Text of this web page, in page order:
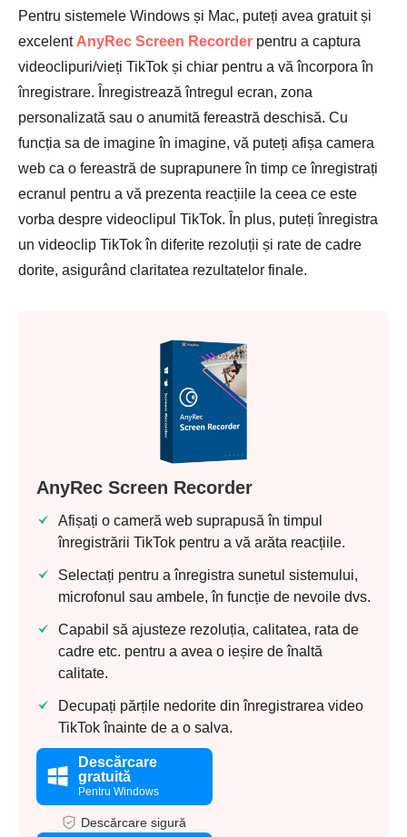
Pentru sistemele Windows și Mac, puteți avea gratuit și
excelent AnyRec Screen Recorder pentru a captura
videoclipuri/vieți TikTok și chiar pentru a vă încorpora în
înregistrare. Înregistrează întregul ecran, zona
personalizată sau o anumită fereastră deschisă. Cu
funcția sa de imagine în imagine, vă puteți afișa camera
web ca o fereastră de suprapunere în timp ce înregistrați
ecranul pentru a vă prezenta reacțiile la ceea ce este
vorba despre videoclipul TikTok. În plus, puteți înregistra
un videoclip TikTok în diferite rezoluții și rate de cadre
dorite, asigurând claritatea rezultatelor finale.
AnyRec Screen Recorder
Afișați o cameră web suprapusă în timpul
înregistrării TikTok pentru a vă arăta reacțiile.
Selectați pentru a înregistra sunetul sistemului,
microfonul sau ambele, în funcție de nevoile dvs.
Capabil să ajusteze rezoluția, calitatea, rata de
cadre etc. pentru a avea o ieșire de înaltă
calitate.
Decupați părțile nedorite din înregistrarea video
TikTok înainte de a o salva.
Descărcare
gratuită
Pentru Windows
Descărcare sigură